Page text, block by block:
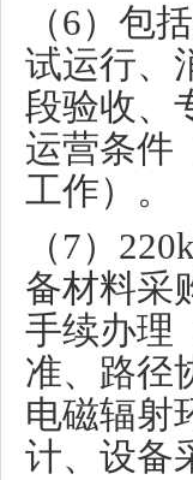
（6）包
试运行、
段验收、
运营条件
工作）。
（ 7）
备材料采
手续办理
准、路径
电磁辐射
计、设备